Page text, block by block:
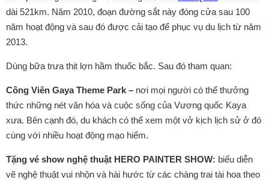
dài 521km. Năm 2010, đoạn đường sắt này đóng cửa sau 100
năm hoạt động và sau đó được cải tạo để phục vụ du lịch từ năm
2013.
Dùng bữa trưa thịt lợn hầm thuốc bắc. Sau đó tham quan:
Công Viên Gaya Theme Park – nơi mọi người có thể thưởng
thức những nét văn hóa và cuộc sống của Vương quốc Kaya
xưa. Bên cạnh đó, du khách có thể xem một vở kịch lịch sử ở đó
cùng với nhiều hoạt động mạo hiểm.
Tặng vé show nghệ thuật HERO PAINTER SHOW: biểu diễn
vẽ nghệ thuật vui nhộn và hài hước từ các chàng trai tài hoa theo